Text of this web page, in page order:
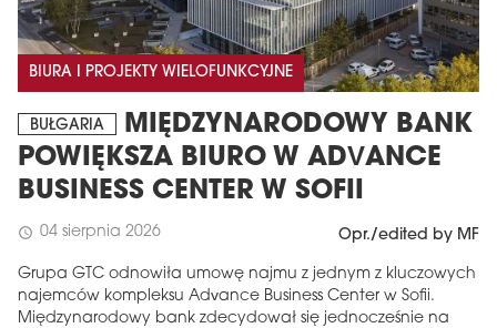
BIURA I PROJEKTY WIELOFUNKCYJNE
BUŁGARIA
MIĘDZYNARODOWY BANK
POWIĘKSZA BIURO W ADVANCE
BUSINESS CENTER W SOFII
schedule 04 sierpnia 2026 Opr./edited by MF
Grupa GTC odnowiła umowę najmu z jednym z kluczowych
najemców kompleksu Advance Business Center w Sofii.
Międzynarodowy bank zdecydował się jednocześnie na